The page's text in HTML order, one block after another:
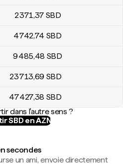
2 371,37 SBD
4 742,74 SBD
9 485,48 SBD
23 713,69 SBD
47 427,38 SBD
dans l'autre sens ?
SBD en AZN
secondes
un ami, envoie directement